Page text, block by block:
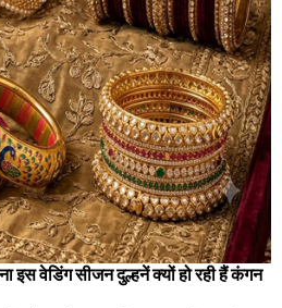
इस वेडिंग सीजन दुल्हनें क्यों हो रही हैं कंगन